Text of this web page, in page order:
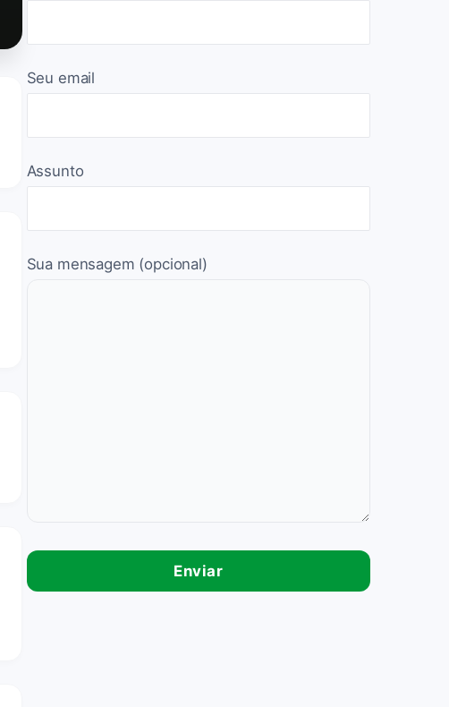
Seu email
Assunto
Sua mensagem (opcional)